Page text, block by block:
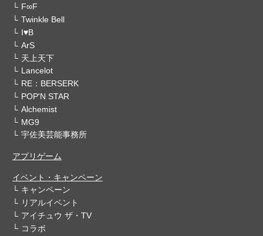
F∞F
Twinkle Bell
I♥B
ArS
天上天下
Lancelot
RE：BERSERK
POP'N STAR
Alchemist
MG9
宇佐美芸能事務所
アプリゲーム
イベント・キャンペーン
キャンペーン
リアルイベント
アイチュウ ザ・TV
コラボ